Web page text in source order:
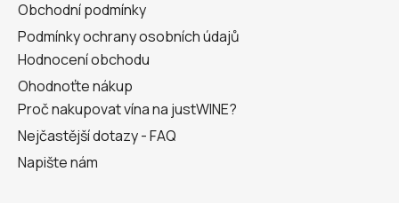
Obchodní podmínky
Podmínky ochrany osobních údajů
Hodnocení obchodu
Ohodnoťte nákup
Proč nakupovat vína na justWINE?
Nejčastější dotazy - FAQ
Napište nám